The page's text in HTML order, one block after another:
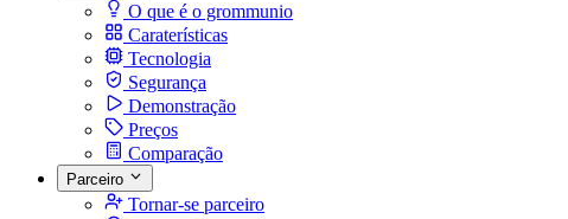
O que é o grommunio
Caraterísticas
Tecnologia
Segurança
Demonstração
Preços
Comparação
Parceiro
Tornar-se parceiro